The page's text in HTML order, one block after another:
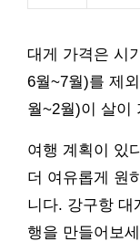
대게 가격은 시
6월~7월)를 제
월~2월)이 살이
여행 계획이 있
더 여유롭게 원
니다. 강구항 대
행을 만들어보